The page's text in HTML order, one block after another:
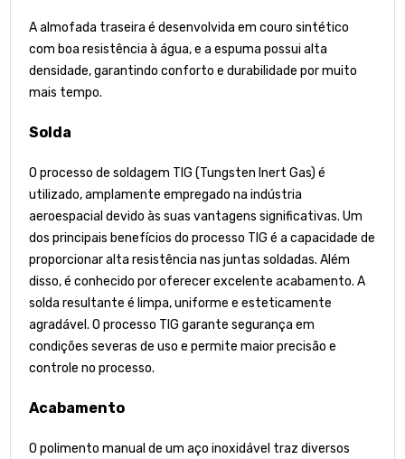
A almofada traseira é desenvolvida em couro sintético
com boa resistência à água, e a espuma possui alta
densidade, garantindo conforto e durabilidade por muito
mais tempo.
Solda
O processo de soldagem TIG (Tungsten Inert Gas) é
utilizado, amplamente empregado na indústria
aeroespacial devido às suas vantagens significativas. Um
dos principais benefícios do processo TIG é a capacidade de
proporcionar alta resistência nas juntas soldadas. Além
disso, é conhecido por oferecer excelente acabamento. A
solda resultante é limpa, uniforme e esteticamente
agradável. O processo TIG garante segurança em
condições severas de uso e permite maior precisão e
controle no processo.
Acabamento
O polimento manual de um aço inoxidável traz diversos